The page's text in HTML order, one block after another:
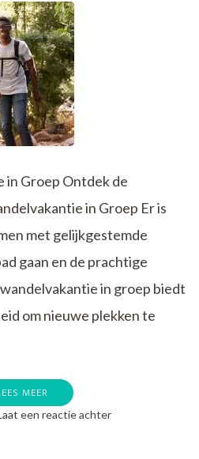
in Groep Ontdek de
in Groep Er is
met gelijkgestemde
gaan en de prachtige
in groep biedt
om nieuwe plekken te
MEER
een reactie achterop